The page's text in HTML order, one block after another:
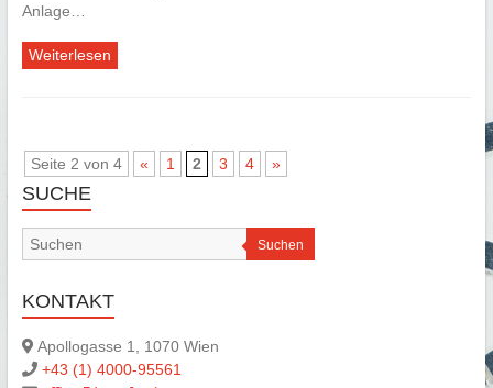
Anlage…
Weiterlesen
Seite 2 von 4 « 1 2 3 4 »
SUCHE
Suchen
KONTAKT
Apollogasse 1, 1070 Wien
+43 (1) 4000-95561